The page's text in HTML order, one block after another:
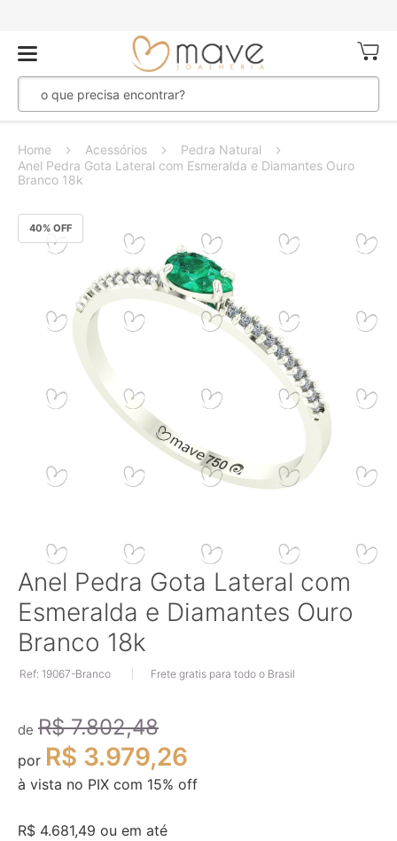
Meu
Home Acessórios
Pedra Natural
Anel Pedra Gota Lateral com Esmeralda e Diamantes Ouro
Branco 18k
40% OFF
Pular
para
o
imagens
Saltar
para
o
da
de
Anel Pedra Gota Lateral com
Esmeralda e Diamantes Ouro
Branco 18k
Ref: 19067-Branco Frete gratis para todo o Brasil
de R$ 7.802,48
por R$ 3.979,26
à vista no PIX com 15% off
R$ 4.681,49 ou em até